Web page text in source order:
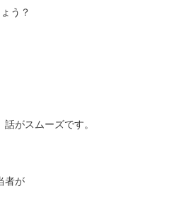
う？
がスムーズです。
者が